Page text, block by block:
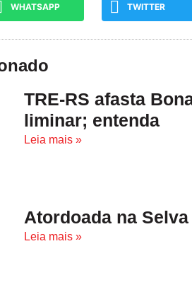
WHATSAPP TWITTER
TRE-RS afasta
liminar; entenda
Leia mais »
Atordoada na
Leia mais »